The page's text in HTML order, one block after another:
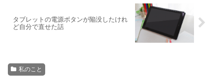
タブレットの電源ボタンが陥没したけれ
ど自分で直せた話
私のこと